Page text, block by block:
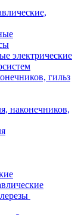
электрические
гильз
наконечников,